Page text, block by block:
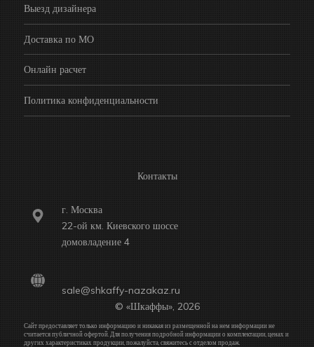
Выезд дизайнера
Доставка по МО
Онлайн расчет
Политика конфиденциальности
Контакты
г. Москва
22-ой км. Киевского шоссе
домовладение 4
sale@shkaffy-nazakaz.ru
© «Шкаффы», 2026
Сайт предоставляет только информацию и никакая из размещенной на нем информации не
считается публичной офертой. Для получения подробной информации о комплектации, ценах и
других характеристиках продукции, пожалуйста, свяжитесь с отделом продаж.